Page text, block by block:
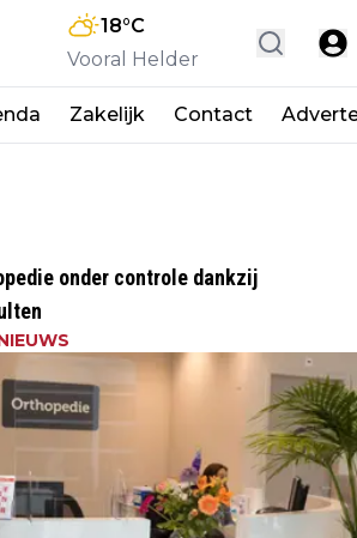
18°C
Vooral Helder
Zakelijk Contact
onder controle dankzij